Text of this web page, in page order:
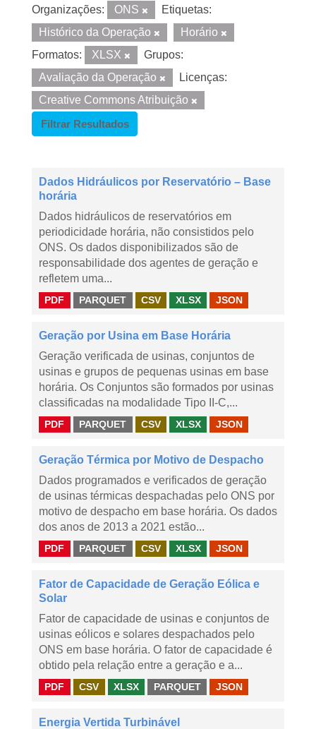
Organizações: ONS
Etiquetas:
Histórico da Operação
Horário
Formatos:
XLSX
Grupos:
Avaliação da Operação
Licenças:
Creative Commons Atribuição
Filtrar Resultados
Dados Hidráulicos por Reservatório – Base
horária
Dados hidráulicos de reservatórios em
periodicidade horária, não consistidos pelo
ONS. Os dados disponibilizados são de
responsabilidade dos agentes de geração e
refletem uma...
PDF PARQUET CSV XLSX JSON
Geração por Usina em Base Horária
Geração verificada de usinas, conjuntos de
usinas e grupos de pequenas usinas em base
horária. Os Conjuntos são formados por usinas
classificadas na modalidade Tipo II-C,...
PDF PARQUET CSV XLSX JSON
Geração Térmica por Motivo de Despacho
Dados programados e verificados de geração
de usinas térmicas despachadas pelo ONS por
motivo de despacho em base horária. Os dados
dos anos de 2013 a 2021 estão...
PDF PARQUET CSV XLSX JSON
Fator de Capacidade de Geração Eólica e
Solar
Fator de capacidade de usinas e conjuntos de
usinas eólicos e solares despachados pelo
ONS em base horária. O fator de capacidade é
obtido pela relação entre a geração e a...
PDF CSV XLSX PARQUET JSON
Energia Vertida Turbinável